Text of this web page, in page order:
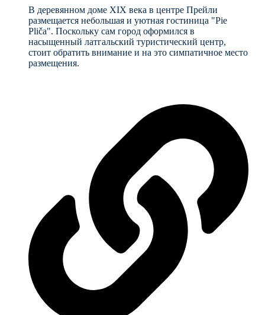
В деревянном доме XIX века в центре Прейли
размещается небольшая и уютная гостиница "Pie
Pliča". Поскольку сам город оформился в
насыщенный латгальский туристический центр,
стоит обратить внимание и на это симпатичное место
размещения.